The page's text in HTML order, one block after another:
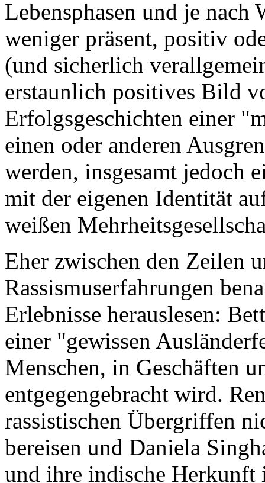
Lebensphasen und je
weniger präsent, positiv
(und sicherlich
erstaunlich positives Bild
Erfolgsgeschichten einer
einen oder anderen
werden, insgesamt jedoch
mit der eigenen Identität
weißen
Eher zwischen den Zeilen
Rassismuserfahrungen
Erlebnisse herauslesen:
einer "gewissen
Menschen, in Geschäften
entgegengebracht wird.
rassistischen Übergriffen
bereisen und Daniela
und ihre indische